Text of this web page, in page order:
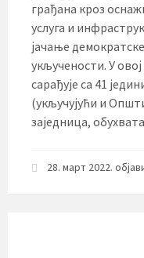
грађана кроз
услуга и
јачање
укључености. У
сарађује са 41
(укључујући и
заједница,
28. март 2022.